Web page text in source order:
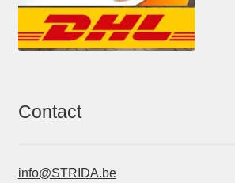
Contact
info@STRIDA.be